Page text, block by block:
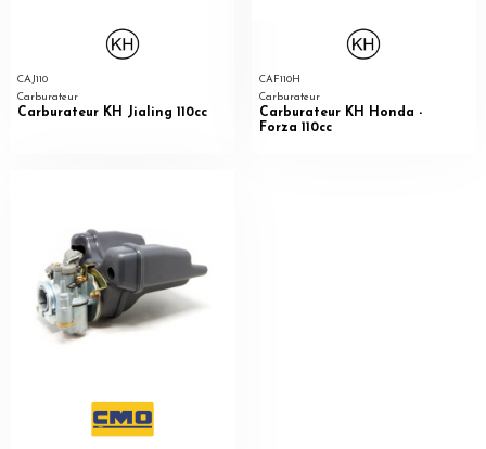
CAJ110
Carburateur
Carburateur KH Jialing 110cc
CAF110H
Carburateur
Carburateur KH Honda -
Forza 110cc